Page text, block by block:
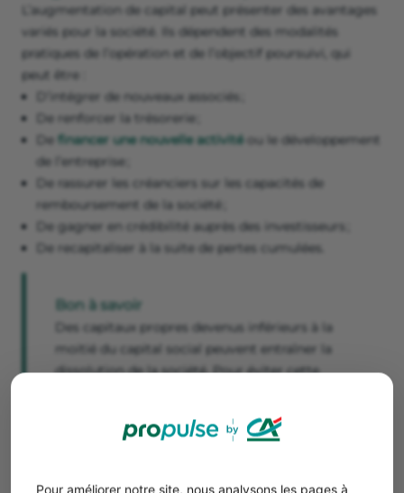
Pour améliorer notre site, nous analysons les pages à
L’augmentation de capital peut présenter des avantages
variés pour la société. Ils dépendent des modalités
pratiques de l’opération et de l’objectif poursuivi, qui
peut être :
D’intégrer de nouveaux associés ;
De renforcer la trésorerie ;
De financer une nouvelle activitéou le développement
de l’entreprise ;
De rassurer les créanciers sur les capacités de
remboursement de la société ;
De gagner en crédibilité auprès des investisseurs ;
De recapitaliser à la suite de pertes cumulées.
Bon à savoir
Des capitaux propres devenus inférieurs à la
moitié du capital social peuvent entraîner la
dissolution de la société. Pour éviter cette
ans pour régulariser sa situation.